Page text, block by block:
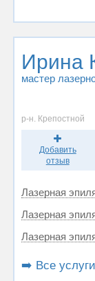
Ирина
мастер
р-н. Крепостной
Добавить
отзыв
Лазерная
Лазерная
Лазерная
➡️ Все